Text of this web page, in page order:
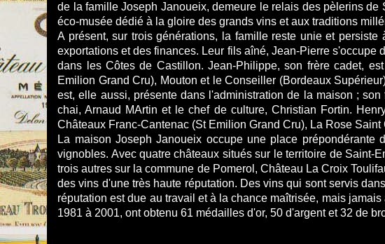
de la famille Joseph Janoueix, demeure le relais des pèlerins
éco-musée dédié à la gloire des grands vins et aux traditions
A présent, sur trois générations, la famille reste unie et
exportations et des finances. Leur fils aîné, Jean-Pierre
dans les Côtes de Castillon. Jean-Philippe, son frère cadet,
Emilion Grand Cru), Mouton et le Conseiller (Bordeaux
est, elle aussi, présente dans l'administration de la maison ;
chai, Arnaud MArtin et le chef de culture, Christian Fortin.
Châteaux Franc-Cantenac (St Emilion Grand Cru), La Rose
La maison Joseph Janoueix occupe une place
vignobles. Avec quatre châteaux situés sur le territoire de Saint-
trois autres sur la commune de Pomerol, Château La Croix
des vins d'une très haute réputation. Des vins qui sont servis
réputation est due au travail et à la chance maîtrisée, mais
1981 à 2001, ont obtenu 61 médailles d'or, 50 d'argent et 32 de